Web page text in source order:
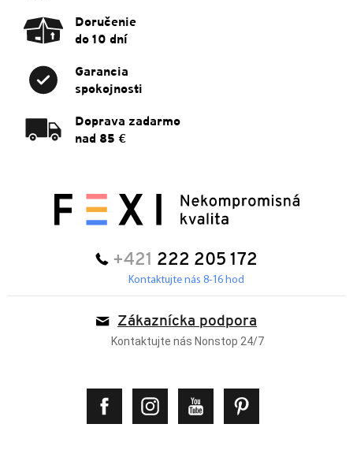
Doručenie
do 10 dní
Garancia
spokojnosti
Doprava zadarmo
nad 85 €
+421 222 205 172
Kontaktujte nás 8-16 hod
Zákaznícka podpora
Kontaktujte nás Nonstop 24/7